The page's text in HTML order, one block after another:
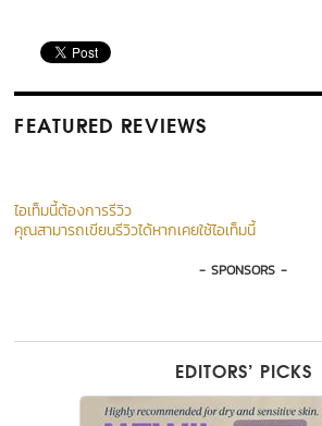
FEATURED REVIEWS
ไอเท็มนี้ต้องการรีวิว
คุณสามารถเขียนรีวิวได้หากเคยใช้ไอเท็มนี้
- SPONSORS -
EDITORS’ PICKS